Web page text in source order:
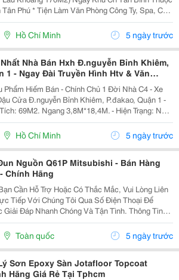
Tân Phú * Tiện Làm Văn Phòng Công Ty, Spa, Cửa
Diện Hoặc Bán Hàng Online Các Mặt Hàng
Sẽ *Nhà Ngay Mặt Tiền Đường Rộng...
Hồ Chí Minh 5 ngày trước
Nhà Bán Hxh Đ.nguyễn Bỉnh Khiêm,
1 - Ngay Đài Truyền Hình Htv & Văn
Chỉnh Phủ Lê Duẩn - Vị Trí Siêu Vip
Phẩm Hiếm Bán - Chính Chủ 1 Đời Nhà C4 - Xe
Cửa Đ.nguyễn Bỉnh Khiêm, P.đakao, Quận 1 -
69M2. Ngang 3,8M*18,4M. - Hiện Trạng: Nhà
Trí Hiếm Nhà Bán - Hàng Xóm Nguyễn Thị Minh
&Amp; Lê Duẩn - Nơi Hội Tụ Những...
Hồ Chí Minh 5 ngày trước
Nguồn Q61P Mitsubishi - Bán Hàng
Chính Hãng
Cần Hỗ Trợ Hoặc Có Thắc Mắc, Vui Lòng Liên
Tiếp Với Chúng Tôi Qua Số Điện Thoại Để
Đáp Nhanh Chóng Và Tận Tình. Thông Tin
Mua Hàng: Ms. Hà: 0931 222 685 Zalo : 0931
Email : Hoanganhphuong010@Gmail.com...
Toàn quốc 5 ngày trước
Sơn Epoxy Sàn Jotafloor Topcoat
Hãng Giá Rẻ Tại Tphcm